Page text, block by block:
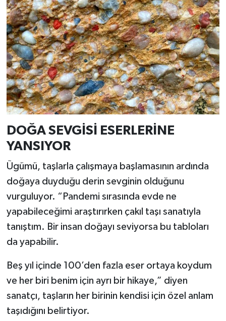
DOĞA SEVGİSİ ESERLERİNE
YANSIYOR
Ügümü, taşlarla çalışmaya başlamasının ardında
doğaya duyduğu derin sevginin olduğunu
vurguluyor. “Pandemi sırasında evde ne
yapabileceğimi araştırırken çakıl taşı sanatıyla
tanıştım. Bir insan doğayı seviyorsa bu tabloları
da yapabilir.
Beş yıl içinde 100’den fazla eser ortaya koydum
ve her biri benim için ayrı bir hikaye,” diyen
sanatçı, taşların her birinin kendisi için özel anlam
taşıdığını belirtiyor.
Simav
Siyaset
Spor
Tavşanlı
Teknoloji
Türkiye
Yaşam
Yemek Tarifleri